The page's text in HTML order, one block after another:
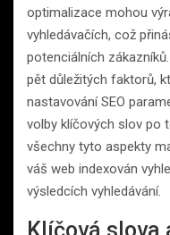
optimalizace mohou
vyhledávačích, což
potenciálních
pět důležitých faktorů,
nastavování SEO
volby klíčových slov po
všechny tyto aspekty
váš web indexován
výsledcích vyhledávání.